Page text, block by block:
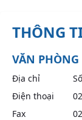
THÔNG
VĂN PHÒNG
Địa chỉ
Điện thoại
Fax